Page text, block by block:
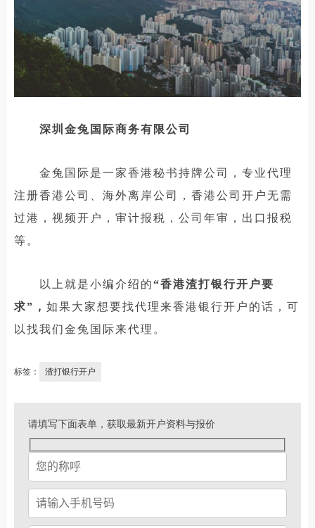
深圳金兔国际商务有限公司
金兔国际是一家香港秘书持牌公司，专业代理
注册香港公司、海外离岸公司，香港公司开户无需
过港，视频开户，审计报税，公司年审，出口报税
等。
以上就是小编介绍的“香港渣打银行开户要
求”， 如果大家想要找代理来香港银行开户的话，可
以找我们金兔国际来代理。
标签： 渣打银行开户
请填写下面表单，获取最新开户资料与报价